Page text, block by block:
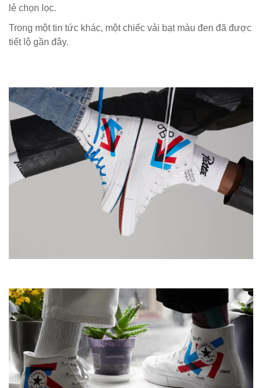
lẻ chọn lọc.
Trong một tin tức khác, một chiếc vải bạt màu đen đã được
tiết lộ gần đây.